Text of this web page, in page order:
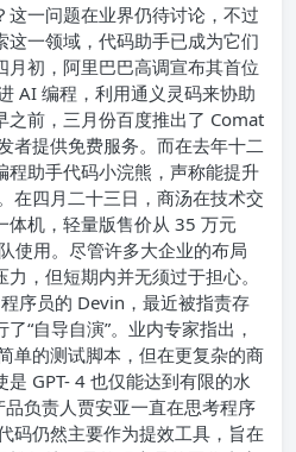
这一问题在业界仍待讨论，不过
这一领域，代码助手已成为它们
月初，阿里巴巴高调宣布其首位
AI 编程，利用通义灵码来协助
之前，三月份百度推出了 Comat
者提供免费服务。而在去年十二
程助手代码小浣熊，声称能提升
在四月二十三日，商汤在技术交
体机，轻量版售价从 35 万元
使用。 尽管许多大企业的布局
，但短期内并无须过于担心。
序员的 Devin，最近被指责存
“自导自演”。业内专家指出，
单的测试脚本，但在更复杂的商
GPT- 4 也仅能达到有限的水
负责人贾安亚一直在思考程序
码仍然主要作为提效工具，旨在